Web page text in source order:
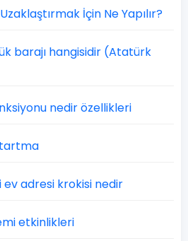
İçin Ne Yapılır?
barajı hangisidir (Atatürk
nedir özellikleri
tartma
ev adresi krokisi nedir
etkinlikleri